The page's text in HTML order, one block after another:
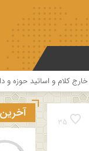
دانشگاه هفتمین
35
آخرین